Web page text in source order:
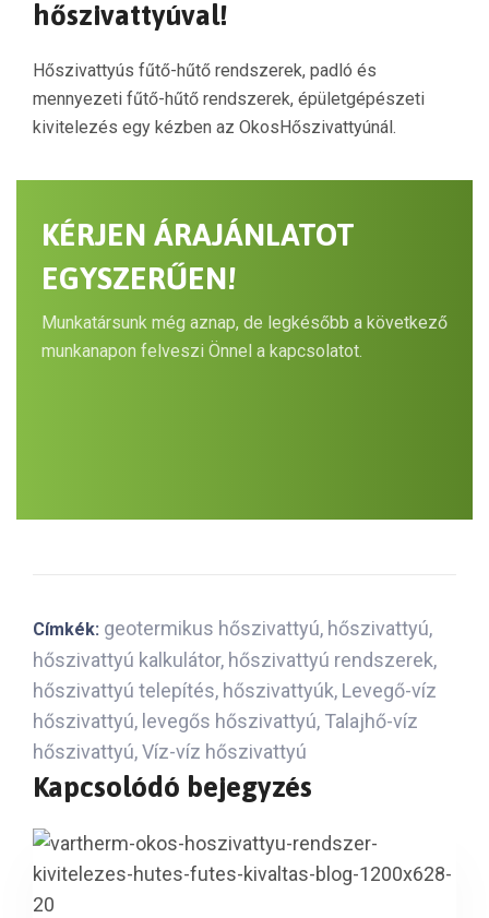
hőszivattyúval!
Hőszivattyús fűtő-hűtő rendszerek, padló és
mennyezeti fűtő-hűtő rendszerek, épületgépészeti
kivitelezés egy kézben az OkosHőszivattyúnál.
KÉRJEN ÁRAJÁNLATOT
EGYSZERŰEN!
Munkatársunk még aznap, de legkésőbb a következő
munkanapon felveszi Önnel a kapcsolatot.
Címkék: geotermikus hőszivattyú, hőszivattyú,
hőszivattyú kalkulátor, hőszivattyú rendszerek,
hőszivattyú telepítés, hőszivattyúk, Levegő-víz
hőszivattyú, levegős hőszivattyú, Talajhő-víz
hőszivattyú,Víz-víz hőszivattyú
Kapcsolódó bejegyzés